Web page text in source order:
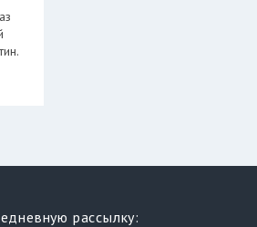
рассылку: